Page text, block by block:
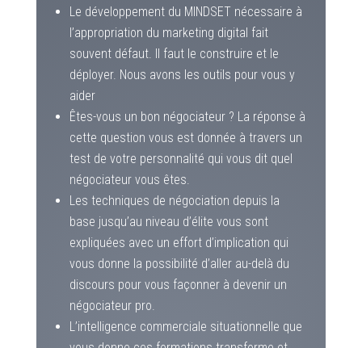
Le développement du MINDSET nécessaire à
l’appropriation du marketing digital fait
souvent défaut. Il faut le construire et le
déployer. Nous avons les outils pour vous y
aider
Êtes-vous un bon négociateur ? La réponse à
cette question vous est donnée à travers un
test de votre personnalité qui vous dit quel
négociateur vous êtes.
Les techniques de négociation depuis la
base jusqu’au niveau d’élite vous sont
expliquées avec un effort d’implication qui
vous donne la possibilité d’aller au-delà du
discours pour vous façonner à devenir un
négociateur pro.
L’intelligence commerciale situationnelle que